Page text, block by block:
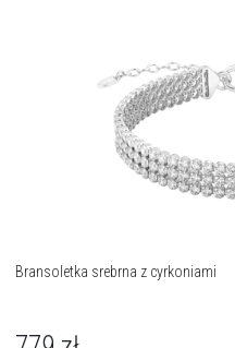
Bransoletka srebrna z cyrkoniami